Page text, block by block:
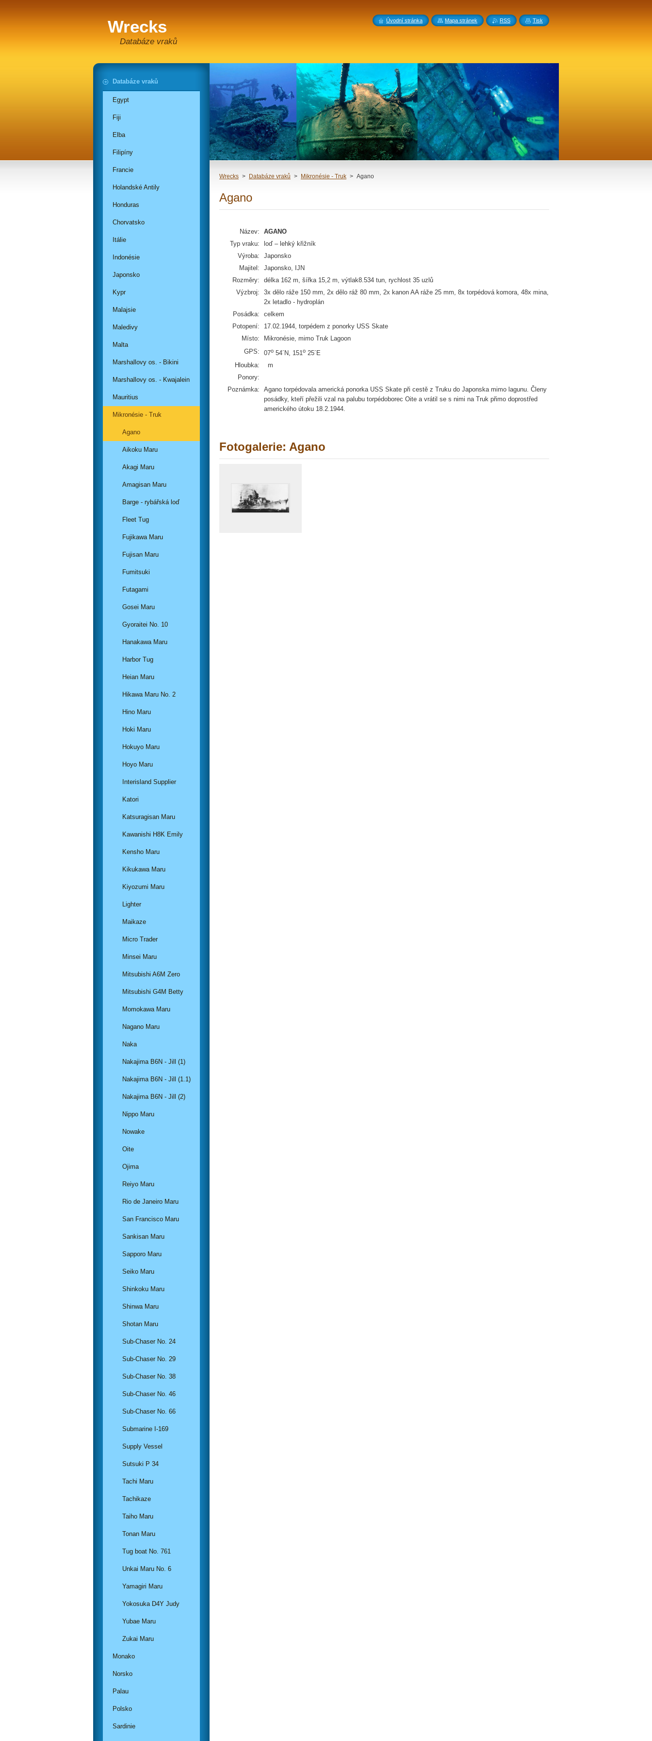
Wrecks
Databáze vraků
Wrecks > Databáze vraků > Mikronésie - Truk > Agano
Agano
Název:
AGANO
Typ vraku:
loď – lehký křižník
Výroba:
Japonsko
Majitel:
Japonsko, IJN
Rozměry:
délka 162 m, šířka 15,2 m, výtlak8.534 tun, rychlost 35 uzlů
Výzbroj:
3x dělo ráže 150 mm, 2x dělo ráž 80 mm, 2x kanon AA ráže 25 mm, 8x torpédová komora, 48x mina,
2x letadlo - hydroplán
Posádka:
celkem
Potopení:
17.02.1944, torpédem z ponorky USS Skate
Místo:
Mikronésie, mimo Truk Lagoon
GPS:
07o 54´N, 151o 25´E
Hloubka:
m
Ponory:
Poznámka:
Agano torpédovala americká ponorka USS Skate při cestě z Truku do Japonska mimo lagunu. Členy
posádky, kteří přežili vzal na palubu torpédoborec Oite a vrátil se s nimi na Truk přimo doprostřed
amerického útoku 18.2.1944.
Fotogalerie: Agano
Databáze vraků
Egypt
Fiji
Elba
Filipíny
Francie
Holandské Antily
Honduras
Chorvatsko
Itálie
Indonésie
Japonsko
Kypr
Malajsie
Maledivy
Malta
Marshallovy os. - Bikini
Marshallovy os. - Kwajalein
Mauritius
Mikronésie - Truk
Agano
Aikoku Maru
Akagi Maru
Amagisan Maru
Barge - rybářská loď
Fleet Tug
Fujikawa Maru
Fujisan Maru
Fumitsuki
Futagami
Gosei Maru
Gyoraitei No. 10
Hanakawa Maru
Harbor Tug
Heian Maru
Hikawa Maru No. 2
Hino Maru
Hoki Maru
Hokuyo Maru
Hoyo Maru
Interisland Supplier
Katori
Katsuragisan Maru
Kawanishi H8K Emily
Kensho Maru
Kikukawa Maru
Kiyozumi Maru
Lighter
Maikaze
Micro Trader
Minsei Maru
Mitsubishi A6M Zero
Mitsubishi G4M Betty
Momokawa Maru
Nagano Maru
Naka
Nakajima B6N - Jill (1)
Nakajima B6N - Jill (1.1)
Nakajima B6N - Jill (2)
Nippo Maru
Nowake
Oite
Ojima
Reiyo Maru
Rio de Janeiro Maru
San Francisco Maru
Sankisan Maru
Sapporo Maru
Seiko Maru
Shinkoku Maru
Shinwa Maru
Shotan Maru
Sub-Chaser No. 24
Sub-Chaser No. 29
Sub-Chaser No. 38
Sub-Chaser No. 46
Sub-Chaser No. 66
Submarine I-169
Supply Vessel
Sutsuki P 34
Tachi Maru
Tachikaze
Taiho Maru
Tonan Maru
Tug boat No. 761
Unkai Maru No. 6
Yamagiri Maru
Yokosuka D4Y Judy
Yubae Maru
Zukai Maru
Monako
Norsko
Palau
Polsko
Sardinie
Úvodní stránka Mapa stránek RSS Tisk